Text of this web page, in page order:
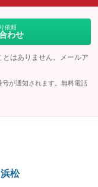
なし
依頼
わせ
はありません。メールア
が通知されます。無料電話
松